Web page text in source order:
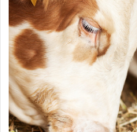
SÉNÉGAL
GHANA
ÎLE MAURICE